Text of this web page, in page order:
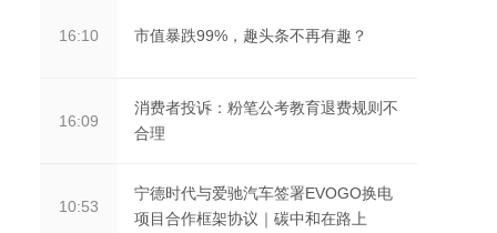
16:10 市值暴跌99%，趣头条不再有趣？
16:09
消费者投诉：粉笔公考教育退费规则不
合理
10:53
宁德时代与爱驰汽车签署EVOGO换电
项目合作框架协议｜碳中和在路上